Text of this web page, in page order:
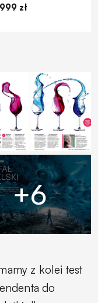
zł
z kolei test
do